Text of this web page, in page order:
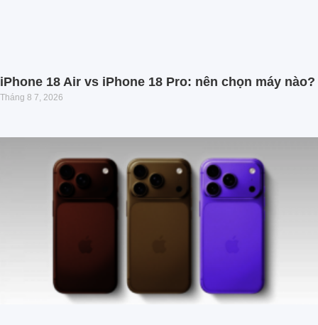
iPhone 18 Air vs iPhone 18 Pro: nên chọn máy nào?
Tháng 8 7, 2026